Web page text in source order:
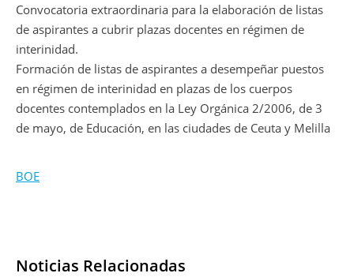
Convocatoria extraordinaria para la elaboración de listas
de aspirantes a cubrir plazas docentes en régimen de
interinidad.
Formación de listas de aspirantes a desempeñar puestos
en régimen de interinidad en plazas de los cuerpos
docentes contemplados en la Ley Orgánica 2/2006, de 3
de mayo, de Educación, en las ciudades de Ceuta y Melilla
BOE
Noticias Relacionadas